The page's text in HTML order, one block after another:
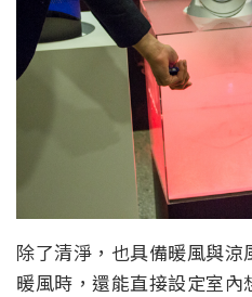
除了清淨，也具備暖風與
暖風時，還能直接設定室內